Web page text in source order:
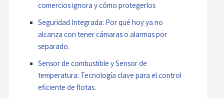
comercios ignora y cómo protegerlos
Seguridad Integrada: Por qué hoy ya no
alcanza con tener cámaras o alarmas por
separado.
Sensor de combustible y Sensor de
temperatura: Tecnología clave para el control
eficiente de flotas.